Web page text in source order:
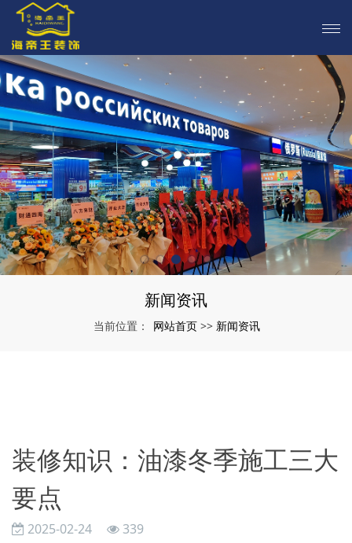
新闻资讯
当前位置： 网站首页 >> 新闻资讯
装修知识：油漆冬季施工三大
要点
2025-02-24 339